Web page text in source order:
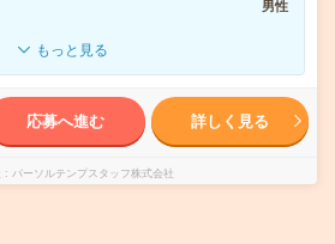
男性
もっと見る
応募へ進む 詳しく見る
パーソルテンプスタッフ株式会社